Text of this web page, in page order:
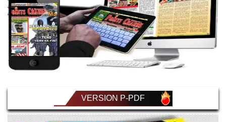
VERSION P-PDF